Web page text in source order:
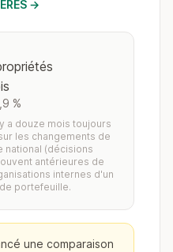
→
%
a douze mois toujours
les changements de
national (décisions
antérieures de
internes d'un
portefeuille.
une comparaison